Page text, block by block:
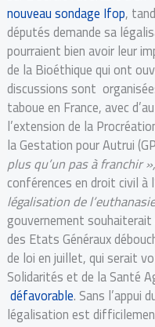
nouveau sondage Ifop,
députés demande sa
pourraient bien avoir leur
de la Bioéthique qui ont
discussions sont
taboue en France, avec
l’extension de la
la Gestation pour Autrui
plus qu’un pas à franchir »,
conférences en droit civil à
légalisation de
gouvernement souhaiterait
des Etats Généraux
de loi en juillet, qui serait
Solidarités et de la Santé
défavorable. Sans l’appui
légalisation est